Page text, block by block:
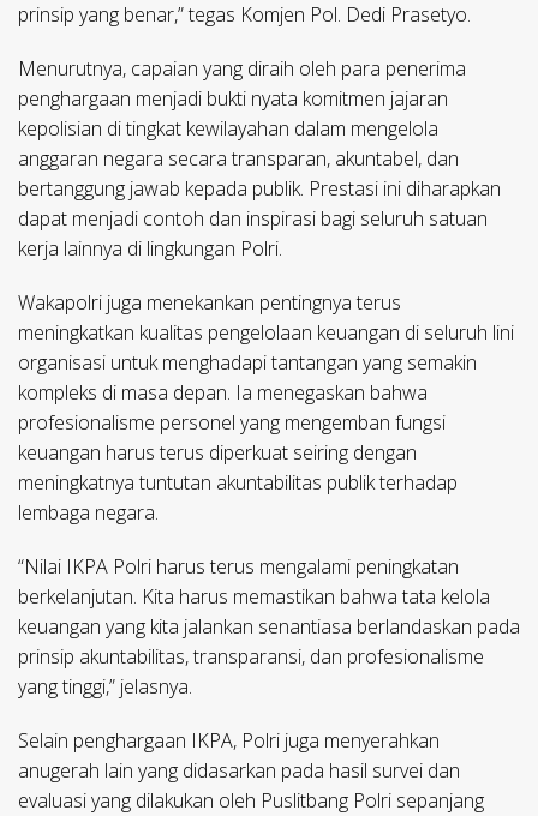
prinsip yang benar,” tegas Komjen Pol. Dedi Prasetyo.
Menurutnya, capaian yang diraih oleh para penerima
penghargaan menjadi bukti nyata komitmen jajaran
kepolisian di tingkat kewilayahan dalam mengelola
anggaran negara secara transparan, akuntabel, dan
bertanggung jawab kepada publik. Prestasi ini diharapkan
dapat menjadi contoh dan inspirasi bagi seluruh satuan
kerja lainnya di lingkungan Polri.
Wakapolri juga menekankan pentingnya terus
meningkatkan kualitas pengelolaan keuangan di seluruh lini
organisasi untuk menghadapi tantangan yang semakin
kompleks di masa depan. Ia menegaskan bahwa
profesionalisme personel yang mengemban fungsi
keuangan harus terus diperkuat seiring dengan
meningkatnya tuntutan akuntabilitas publik terhadap
lembaga negara.
“Nilai IKPA Polri harus terus mengalami peningkatan
berkelanjutan. Kita harus memastikan bahwa tata kelola
keuangan yang kita jalankan senantiasa berlandaskan pada
prinsip akuntabilitas, transparansi, dan profesionalisme
yang tinggi,” jelasnya.
Selain penghargaan IKPA, Polri juga menyerahkan
anugerah lain yang didasarkan pada hasil survei dan
evaluasi yang dilakukan oleh Puslitbang Polri sepanjang